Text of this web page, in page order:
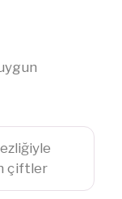
çiftler